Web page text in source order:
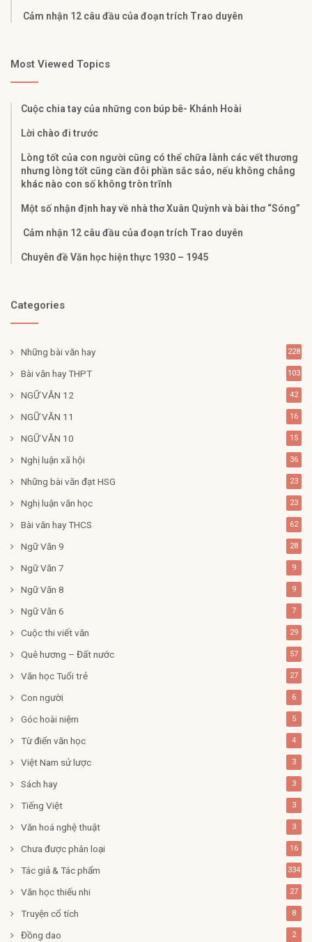
Cảm nhận 12 câu đầu của đoạn trích Trao duyên
Most Viewed Topics
Cuộc chia tay của những con búp bê- Khánh Hoài
Lời chào đi trước
Lòng tốt của con người cũng có thể chữa lành các vết thương
nhưng lòng tốt cũng cần đôi phần sắc sảo, nếu không chẳng
khác nào con số không tròn trĩnh
Một số nhận định hay về nhà thơ Xuân Quỳnh và bài thơ “Sóng”
Cảm nhận 12 câu đầu của đoạn trích Trao duyên
Chuyên đề Văn học hiện thực 1930 – 1945
Categories
Những bài văn hay 228
Bài văn hay THPT 103
NGỮ VĂN 12 42
NGỮ VĂN 11 16
NGỮ VĂN 10 15
Nghị luận xã hội 36
Những bài văn đạt HSG 23
Nghị luận văn học 23
Bài văn hay THCS 62
Ngữ Văn 9 28
Ngữ Văn 7 9
Ngữ Văn 8 9
Ngữ Văn 6 7
Cuộc thi viết văn 29
Quê hương – Đất nước 57
Văn học Tuổi trẻ 27
Con người 6
Góc hoài niệm 5
Từ điển văn học 4
Việt Nam sử lược 3
Sách hay 3
Tiếng Việt 3
Văn hoá nghệ thuật 3
Chưa được phân loại 16
Tác giả & Tác phẩm 334
Văn học thiếu nhi 27
Truyện cổ tích 8
Đồng dao 2